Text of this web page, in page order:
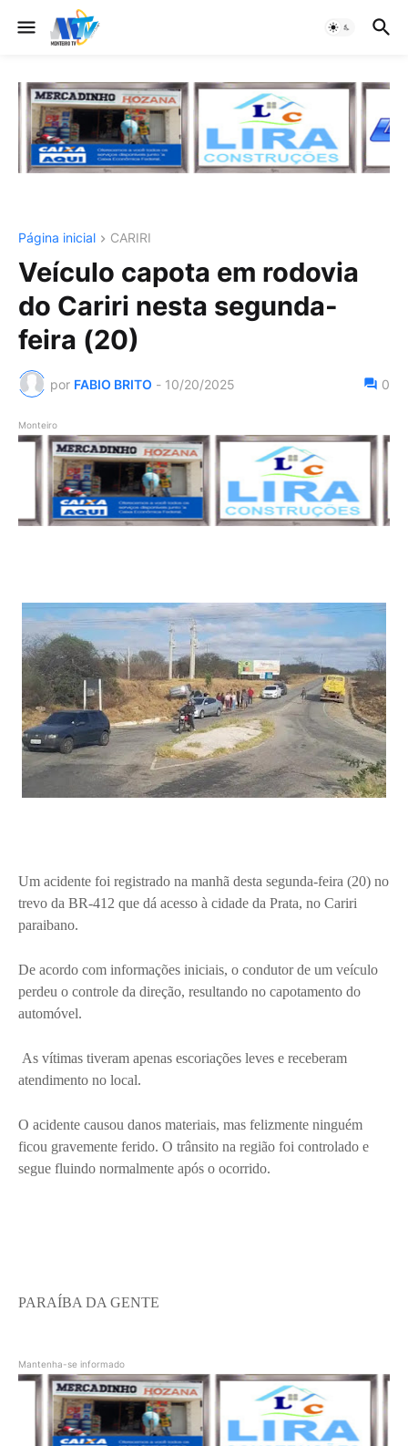
Página inicial CARIRI
Veículo capota em rodovia
do Cariri nesta segunda-
feira (20)
por FABIO BRITO - 10/20/2025 0
Monteiro
Um acidente foi registrado na manhã desta segunda-feira (20) no
trevo da BR-412 que dá acesso à cidade da Prata, no Cariri
paraibano.
De acordo com informações iniciais, o condutor de um veículo
perdeu o controle da direção, resultando no capotamento do
automóvel.
As vítimas tiveram apenas escoriações leves e receberam
atendimento no local.
O acidente causou danos materiais, mas felizmente ninguém
ficou gravemente ferido. O trânsito na região foi controlado e
segue fluindo normalmente após o ocorrido.
PARAÍBA DA GENTE
Mantenha-se informado